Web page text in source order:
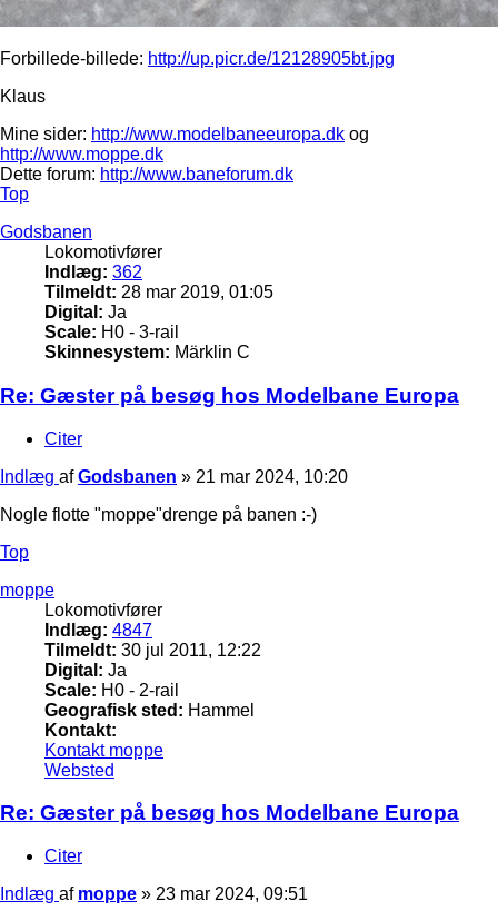
Forbillede-billede: http://up.picr.de/12128905bt.jpg
Klaus
Mine sider: http://www.modelbaneeuropa.dk og
http://www.moppe.dk
Dette forum: http://www.baneforum.dk
Top
Godsbanen
Lokomotivfører
Indlæg: 362
Tilmeldt: 28 mar 2019, 01:05
Digital: Ja
Scale: H0 - 3-rail
Skinnesystem: Märklin C
Re: Gæster på besøg hos Modelbane Europa
Citer
Indlæg afGodsbanen » 21 mar 2024, 10:20
Nogle flotte "moppe"drenge på banen :-)
Top
moppe
Lokomotivfører
Indlæg: 4847
Tilmeldt: 30 jul 2011, 12:22
Digital: Ja
Scale: H0 - 2-rail
Geografisk sted: Hammel
Kontakt:
Kontakt moppe
Websted
Re: Gæster på besøg hos Modelbane Europa
Citer
Indlæg af moppe » 23 mar 2024, 09:51